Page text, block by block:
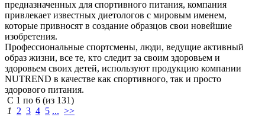
предназначенных для спортивного питания, компания
привлекает известных диетологов с мировым именем,
которые привносят в создание образцов свои новейшие
изобретения.
Профессиональные спортсмены, люди, ведущие активный
образ жизни, все те, кто следит за своим здоровьем и
здоровьем своих детей, используют продукцию компании
NUTREND в качестве как спортивного, так и просто
здорового питания.
С 1 по 6 (из 131)
1
2 3 4 5 ... >>